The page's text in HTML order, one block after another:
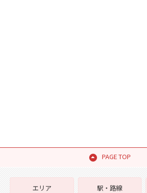
PAGE TOP
エリア
駅・路線